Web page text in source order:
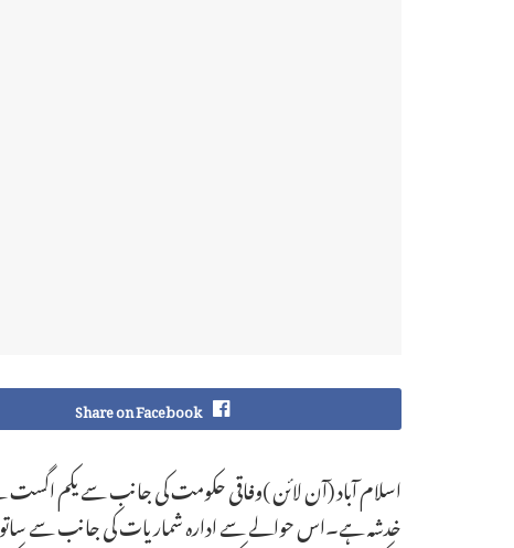
Share on Facebook
اسلام آباد (آن لائن )وفاقی حکومت کی جانب سے یکم اگست سے
خدشہ ہے۔اس حوالے سے ادارہ شماریات کی جانب سے ساتویں